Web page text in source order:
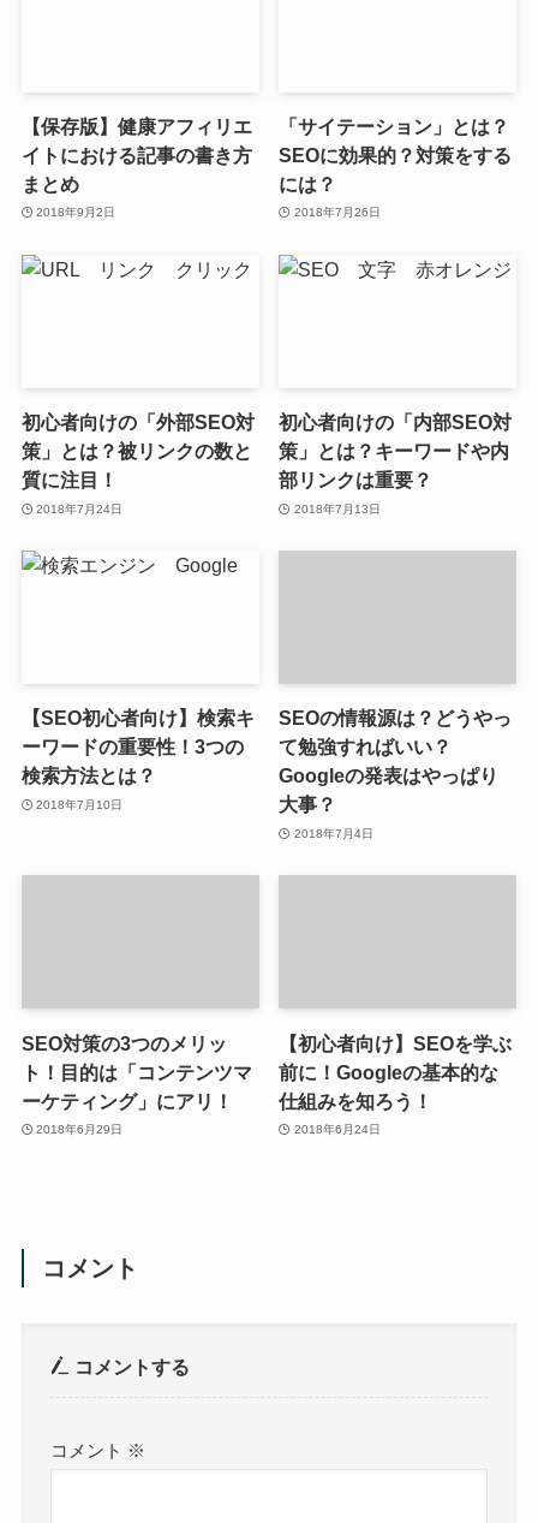
【保存版】健康アフィリエ
イトにおける記事の書き方
まとめ
2018年9月2日
「サイテーション」とは？
SEOに効果的？対策をする
には？
2018年7月26日
初心者向けの「外部SEO対
策」とは？被リンクの数と
質に注目！
2018年7月24日
初心者向けの「内部SEO対
策」とは？キーワードや内
部リンクは重要？
2018年7月13日
【SEO初心者向け】検索キ
ーワードの重要性！3つの
検索方法とは？
2018年7月10日
SEOの情報源は？どうやっ
て勉強すればいい？
Googleの発表はやっぱり
大事？
2018年7月4日
SEO対策の3つのメリッ
ト！目的は「コンテンツマ
ーケティング」にアリ！
2018年6月29日
【初心者向け】SEOを学ぶ
前に！Googleの基本的な
仕組みを知ろう！
2018年6月24日
コメント
コメントする
コメント ※